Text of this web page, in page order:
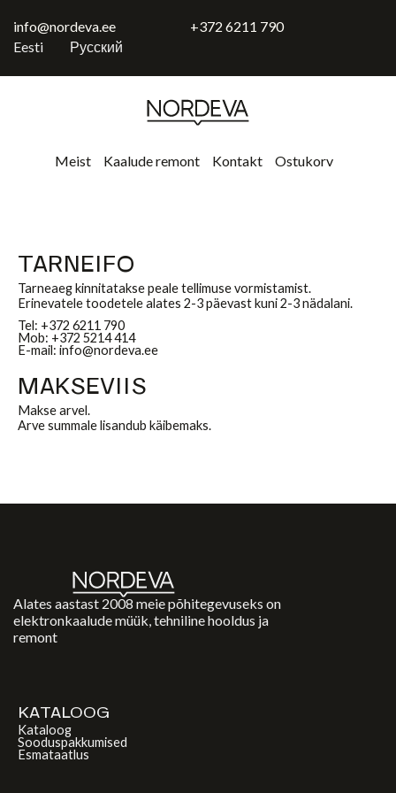
content
info@nordeva.ee
+372 6211 790
Eesti
Русский
Meist Kaalude remont Kontakt Ostukorv
TARNEIFO
Tarneaeg kinnitatakse peale tellimuse vormistamist.
Erinevatele toodetele alates 2-3 päevast kuni 2-3 nädalani.
Tel: +372 6211 790
Mob: +372 5214 414
E-mail: info@nordeva.ee
MAKSEVIIS
Makse arvel.
Arve summale lisandub käibemaks.
Alates aastast 2008 meie põhitegevuseks on
elektronkaalude müük, tehniline hooldus ja
remont
KATALOOG
Kataloog
Sooduspakkumised
Esmataatlus